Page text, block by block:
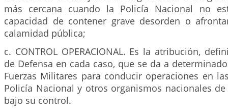
más cercana cuando la Policía Nacional no
capacidad de contener grave desorden o
calamidad pública;
c. CONTROL OPERACIONAL. Es la atribución,
de Defensa en cada caso, que se da a
Fuerzas Militares para conducir operaciones en
Policía Nacional y otros organismos nacionales
bajo su control.